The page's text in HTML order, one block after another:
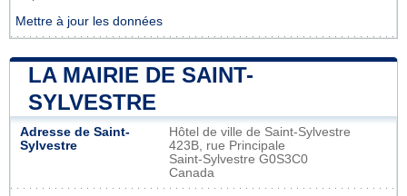
Mettre à jour les données
LA MAIRIE DE SAINT-
SYLVESTRE
Adresse de Saint-
Sylvestre
Hôtel de ville de Saint-Sylvestre
423B, rue Principale
Saint-Sylvestre G0S3C0
Canada